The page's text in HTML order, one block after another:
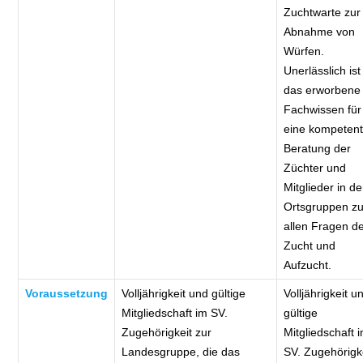
Zuchtwarte zur
Abnahme von
Würfen.
Unerlässlich ist
das erworbene
Fachwissen für
eine
Beratung der
Züchter und
Mitglieder in
Ortsgruppen
allen Fragen
Zucht und
Aufzucht.
Voraussetzung
Volljährigkeit und gültige
Mitgliedschaft im SV.
Zugehörigkeit zur
Landesgruppe, die das
Volljährigkeit
gültige
Mitgliedschaft
SV.